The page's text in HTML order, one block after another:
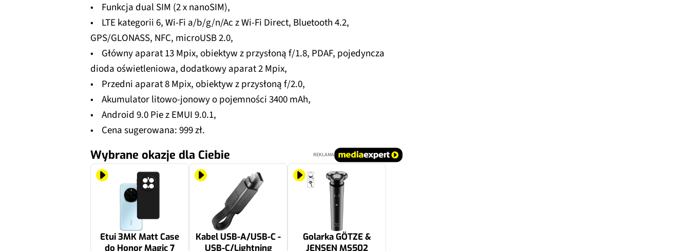
• Funkcja dual SIM (2 x nanoSIM),
• LTE kategorii 6, Wi-Fi a/b/g/n/Ac z Wi-Fi Direct, Bluetooth 4.2,
GPS/GLONASS, NFC, microUSB 2.0,
• Główny aparat 13 Mpix, obiektyw z przysłoną f/1.8, PDAF, pojedyncza
dioda oświetleniowa, dodatkowy aparat 2 Mpix,
• Przedni aparat 8 Mpix, obiektyw z przysłoną f/2.0,
• Akumulator litowo-jonowy o pojemności 3400 mAh,
• Android 9.0 Pie z EMUI 9.0.1,
• Cena sugerowana: 999 zł.
Wybrane okazje dla Ciebie REKLAMA
Etui 3MK Matt Case
do Honor Magic 7
Kabel USB-A/USB-C -
USB-C/Lightning
Golarka GÖTZE &
JENSEN MS502